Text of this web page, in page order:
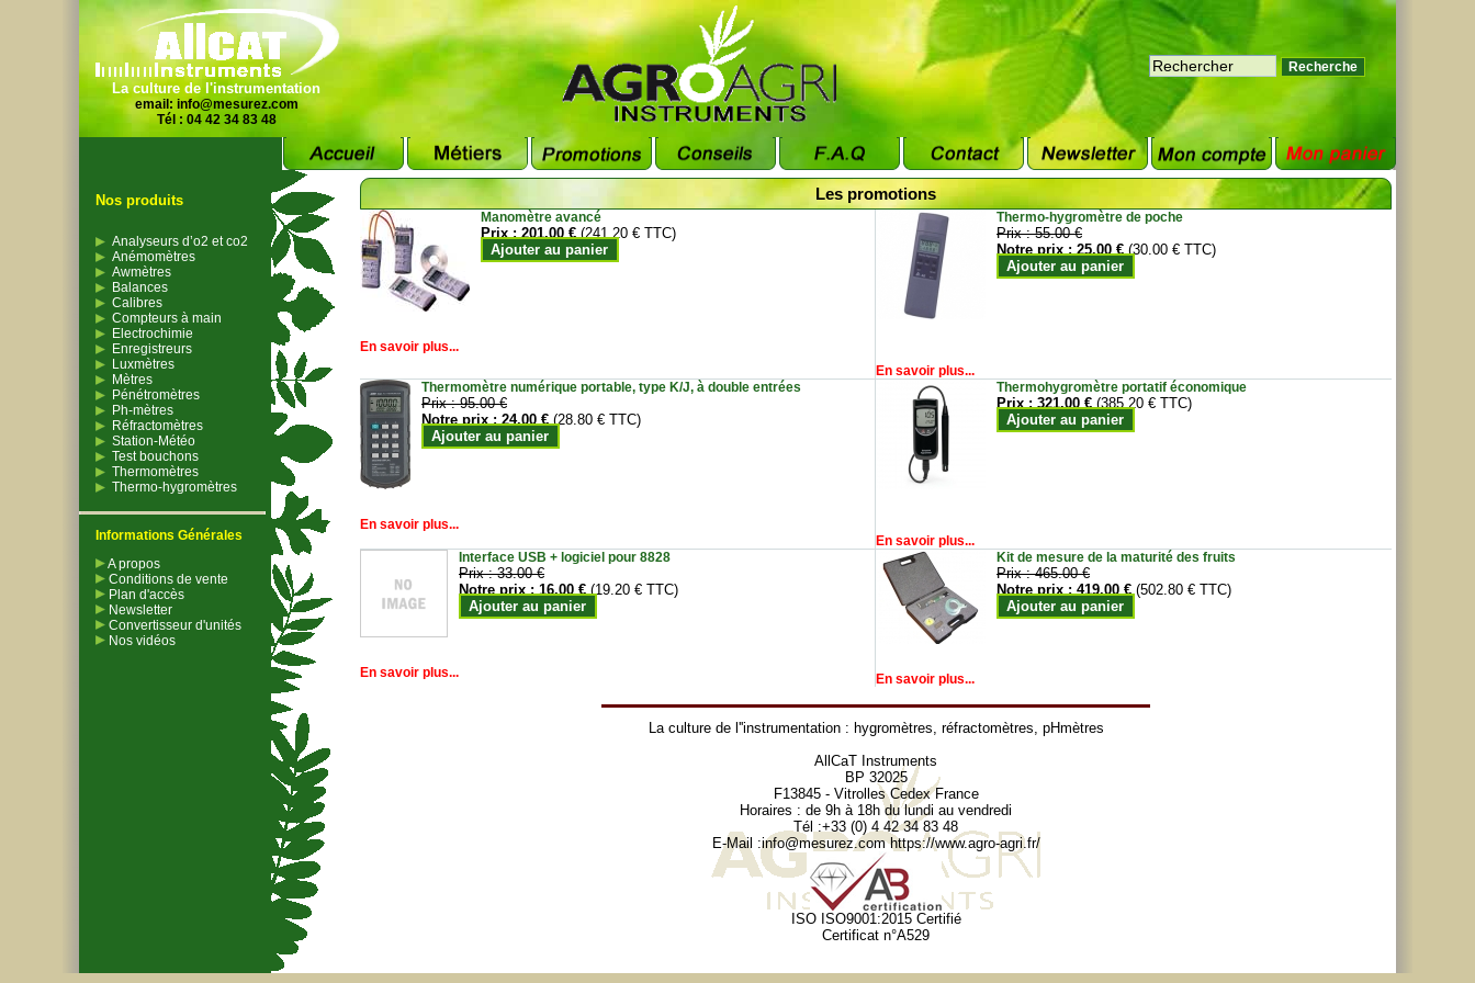
La culture de l'instrumentation
email: info@mesurez.com
Tél : 04 42 34 83 48
Nos produits
Analyseurs d’o2 et co2
Anémomètres
Awmètres
Balances
Calibres
Compteurs à main
Electrochimie
Enregistreurs
Luxmètres
Mètres
Pénétromètres
Ph-mètres
Réfractomètres
Station-Météo
Test bouchons
Thermomètres
Thermo-hygromètres
Informations Générales
A propos
Conditions de vente
Plan d'accès
Newsletter
Convertisseur d'unités
Nos vidéos
Les promotions
Manomètre avancé
Prix :201.00 € (241.20 € TTC)
Ajouter au panier
En savoir plus...
Thermo-hygromètre de poche
Prix :55.00 €
Notre prix :25.00 € (30.00 € TTC)
Ajouter au panier
En savoir plus...
Thermomètre numérique portable, type K/J, à double entrées
Prix :95.00 €
Notre prix :24.00 € (28.80 € TTC)
Ajouter au panier
En savoir plus...
Thermohygromètre portatif économique
Prix :321.00 € (385.20 € TTC)
Ajouter au panier
En savoir plus...
Interface USB + logiciel pour 8828
Prix :33.00 €
Notre prix :16.00 € (19.20 € TTC)
Ajouter au panier
En savoir plus...
Kit de mesure de la maturité des fruits
Prix :465.00 €
Notre prix :419.00 € (502.80 € TTC)
Ajouter au panier
En savoir plus...
La culture de l''instrumentation : hygromètres, réfractomètres, pHmètres
AllCaT Instruments
BP 32025
F13845 - Vitrolles Cedex France
Horaires : de 9h à 18h du lundi au vendredi
Tél :+33 (0) 4 42 34 83 48
E-Mail :info@mesurez.com https://www.agro-agri.fr/
ISO ISO9001:2015 Certifié
Certificat n°A529